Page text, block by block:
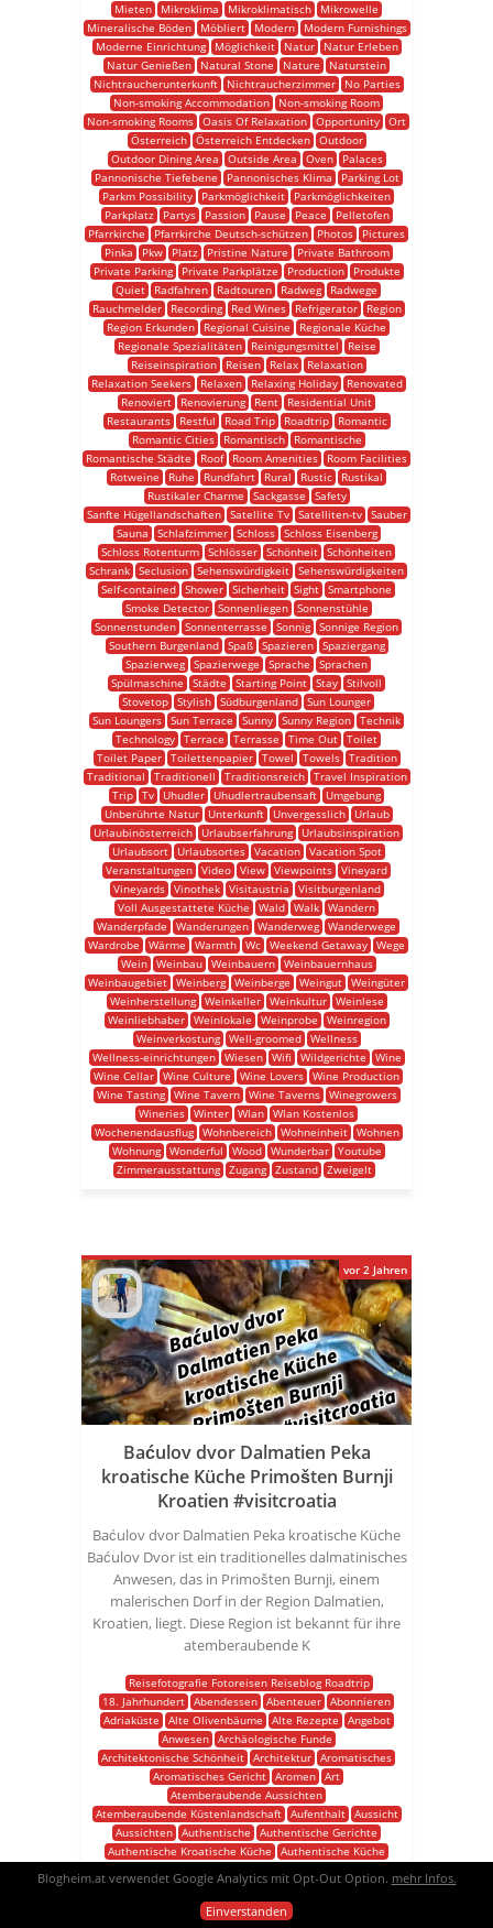
Mieten
Mikroklima Mikroklimatisch
Mikrowelle
Mineralische Böden
Möbliert Modern
Modern Furnishings
Moderne Einrichtung
Möglichkeit Natur
Natur Erleben
Natur Genießen
Natural Stone Nature
Naturstein
Nichtraucherunterkunft
Nichtraucherzimmer
No Parties
Non-smoking Accommodation
Non-smoking Room
Non-smoking Rooms Oasis Of Relaxation Opportunity Ort
Österreich
Österreich Entdecken
Outdoor
Outdoor Dining Area
Outside Area Oven
Palaces
Pannonische Tiefebene
Pannonisches Klima
Parking Lot
Parkm Possibility
Parkmöglichkeit
Parkmöglichkeiten
Parkplatz
Partys Passion Pause Peace
Pelletofen
Pfarrkirche
Pfarrkirche Deutsch-schützen Photos
Pictures
Pinka
Pkw Platz Pristine Nature
Private Bathroom
Private Parking
Private Parkplätze Production
Produkte
Quiet
Radfahren Radtouren Radweg
Radwege
Rauchmelder
Recording Red Wines Refrigerator
Region
Region Erkunden
Regional Cuisine
Regionale Küche
Regionale Spezialitäten
Reinigungsmittel
Reise
Reiseinspiration
Reisen Relax
Relaxation
Relaxation Seekers
Relaxen Relaxing Holiday
Renovated
Renoviert
Renovierung Rent
Residential Unit
Restaurants
Restful Road Trip Roadtrip
Romantic
Romantic Cities
Romantisch
Romantische
Romantische Städte
Roof Room Amenities
Room Facilities
Rotweine
Ruhe Rundfahrt Rural Rustic
Rustikal
Rustikaler Charme
Sackgasse
Safety
Sanfte Hügellandschaften
Satellite Tv Satelliten-tv
Sauber
Sauna
Schlafzimmer Schloss
Schloss Eisenberg
Schloss Rotenturm Schlösser Schönheit Schönheiten
Schrank Seclusion Sehenswürdigkeit Sehenswürdigkeiten
Self-contained Shower Sicherheit Sight Smartphone
Smoke Detector
Sonnenliegen
Sonnenstühle
Sonnenstunden Sonnenterrasse Sonnig Sonnige Region
Southern Burgenland
Spaß Spazieren
Spaziergang
Spazierweg Spazierwege Sprache
Sprachen
Spülmaschine
Städte Starting Point Stay Stilvoll
Stovetop Stylish Südburgenland Sun Lounger
Sun Loungers Sun Terrace Sunny Sunny Region Technik
Technology Terrace Terrasse Time Out Toilet
Toilet Paper
Toilettenpapier Towel Towels
Tradition
Traditional
Traditionell Traditionsreich
Travel Inspiration
Trip Tv Uhudler Uhudlertraubensaft
Umgebung
Unberührte Natur
Unterkunft Unvergesslich
Urlaub
Urlaubinösterreich
Urlaubserfahrung
Urlaubsinspiration
Urlaubsort
Urlaubsortes Vacation
Vacation Spot
Veranstaltungen Video View Viewpoints Vineyard
Vineyards
Vinothek Visitaustria
Visitburgenland
Voll Ausgestattete Küche
Wald Walk Wandern
Wanderpfade
Wanderungen Wanderweg Wanderwege
Wardrobe
Wärme Warmth Wc Weekend Getaway Wege
Wein
Weinbau Weinbauern
Weinbauernhaus
Weinbaugebiet Weinberg Weinberge Weingut Weingüter
Weinherstellung
Weinkeller Weinkultur
Weinlese
Weinliebhaber
Weinlokale Weinprobe
Weinregion
Weinverkostung
Well-groomed
Wellness
Wellness-einrichtungen
Wiesen Wifi Wildgerichte
Wine
Wine Cellar Wine Culture Wine Lovers Wine Production
Wine Tasting
Wine Tavern Wine Taverns
Winegrowers
Wineries Winter Wlan Wlan Kostenlos
Wochenendausflug
Wohnbereich Wohneinheit
Wohnen
Wohnung
Wonderful Wood Wunderbar
Youtube
Zimmerausstattung
Zugang Zustand Zweigelt
Baćulov dvor Dalmatien Peka
kroatische Küche Primošten Burnji
Kroatien #visitcroatia
Baćulov dvor Dalmatien Peka kroatische Küche
Baćulov Dvor ist ein traditionelles dalmatinisches
Anwesen, das in Primošten Burnji, einem
malerischen Dorf in der Region Dalmatien,
Kroatien, liegt. Diese Region ist bekannt für ihre
atemberaubende K
Reisefotografie Fotoreisen Reiseblog Roadtrip
18. Jahrhundert Abendessen Abenteuer Abonnieren
Adriaküste
Alte Olivenbäume Alte Rezepte
Angebot
Anwesen
Archäologische Funde
Architektonische Schönheit Architektur Aromatisches
Aromatisches Gericht Aromen Art
Atemberaubende Aussichten
Atemberaubende Küstenlandschaft
Aufenthalt
Aussicht
Aussichten Authentische
Authentische Gerichte
Authentische Kroatische Küche
Authentische Küche
Authentisches Dalmatinisches Leben
Authentisches Leben
Auto Azurblaues Meer
vor 2 Jahren
Blogheim.at verwendet Google Analytics mit Opt-Out Option. mehr Infos.
Einverstanden